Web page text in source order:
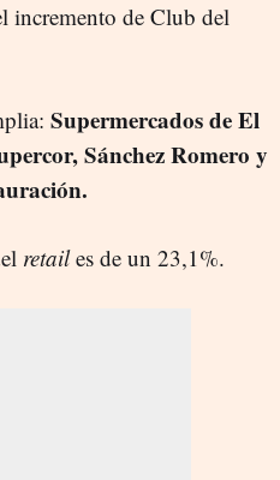
incremento de Club del
Supermercados de El
Sánchez Romero y
retailes de un 23,1%.